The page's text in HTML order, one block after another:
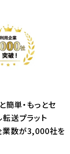
簡単・もっとセ
送プラット
業数が3,000社を